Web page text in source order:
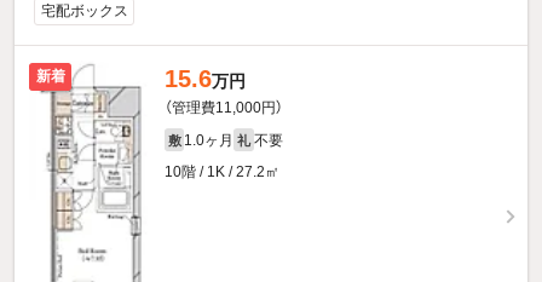
宅配ボックス
新着 15.6万円
（管理費11,000円）
敷 1.0ヶ月 礼 不要
10階 / 1K / 27.2㎡